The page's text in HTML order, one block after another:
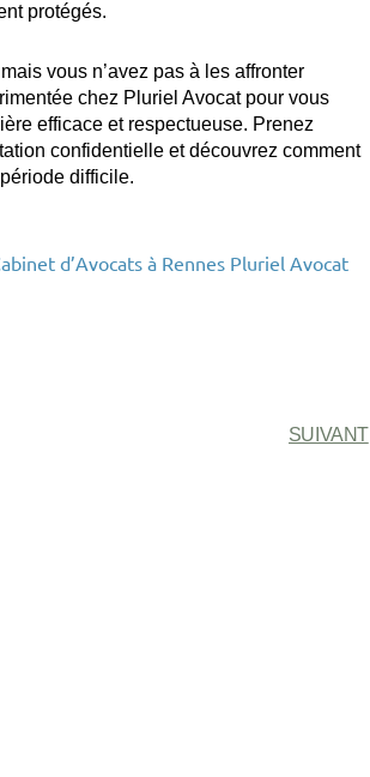
protégés.
vous n’avez pas à les affronter
chez Pluriel Avocat pour vous
efficace et respectueuse. Prenez
confidentielle et découvrez comment
difficile.
d’Avocats à Rennes Pluriel Avocat
SUIVANT